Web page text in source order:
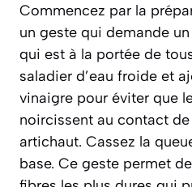
Commencez par la
un geste qui demande
qui est à la portée de
saladier d’eau froide et
vinaigre pour éviter que
noircissent au contact de
artichaut. Cassez la
base. Ce geste permet